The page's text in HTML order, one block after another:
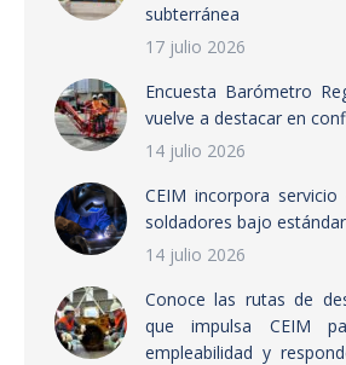
subterránea
17 julio 2026
Encuesta Barómetro
vuelve a destacar en
14 julio 2026
CEIM incorpora
soldadores bajo
14 julio 2026
Conoce las rutas de
que impulsa CEIM
empleabilidad y